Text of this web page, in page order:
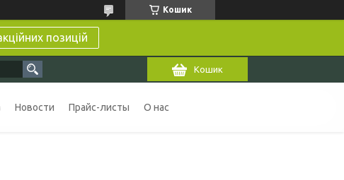
Кошик
позицій
Кошик
Новости Прайс-листы О нас